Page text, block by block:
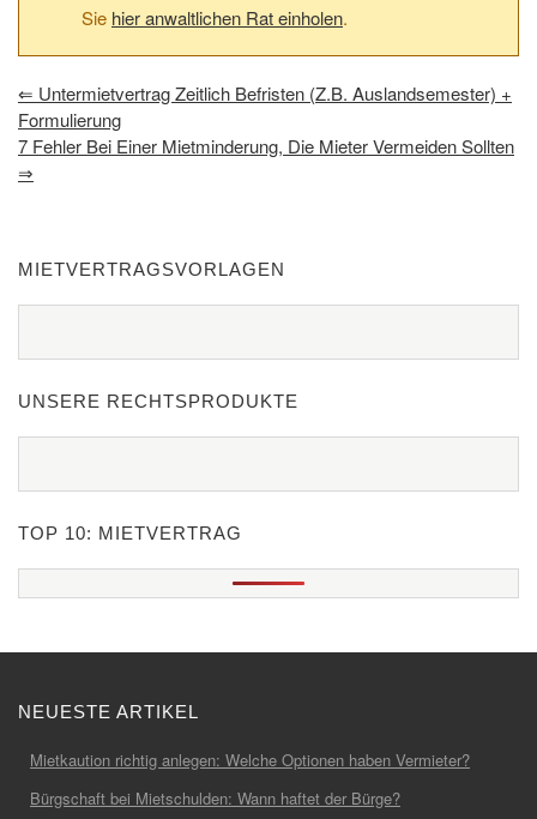
Sie hier anwaltlichen Rat einholen.
⇐ Untermietvertrag Zeitlich Befristen (z.B. Auslandsemester) +
Formulierung
7 Fehler Bei Einer Mietminderung, Die Mieter Vermeiden Sollten
⇒
MIETVERTRAGSVORLAGEN
UNSERE RECHTSPRODUKTE
TOP 10: MIETVERTRAG
NEUESTE ARTIKEL
Mietkaution richtig anlegen: Welche Optionen haben Vermieter?
Bürgschaft bei Mietschulden: Wann haftet der Bürge?